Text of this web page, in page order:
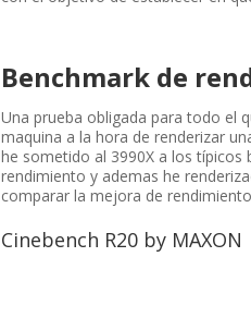
Benchmark de
Una prueba obligada para todo el
maquina a la hora de renderizar
he sometido al 3990X a los típicos
rendimiento y ademas he
comparar la mejora de
Cinebench R20 by MAXON